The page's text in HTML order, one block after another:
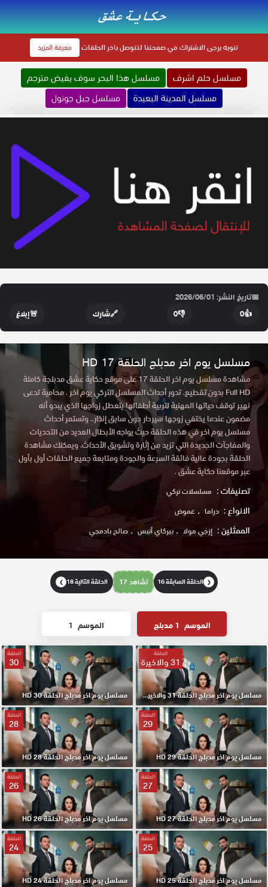
تنويهيرجى الاشتراك في صفحتنا لتتوصل باخر الحلقات معرفة المزيد
مسلسل حلم اشرف
مسلسل هذا البحر سوف يفيض مترجم
مسلسل المدينة البعيدة
مسلسل جبل جونول
📅تاريخ النشر: 2026/06/01
👍
0
👎
0
🔗شارك 🚨إبلاغ
مسلسل يوم اخر مدبلج الحلقة 17 HD
مشاهدة مسلسل يوم اخر الحلقة 17 على موقع حكاية عشق مدبلجة كاملة
Full HD بدون تقطيع. تدور أحداث المسلسل التركي يوم اخر . محامية تدعى
نهير توقف حياتها المهنية لتربية أطفالها يتعطل زواجها الذي يبدو أنه
مضمون عندما يختفي زوجها سيردار دون سابق إنذار.. وتستمر أحداث
مسلسل يوم اخر في هذه الحلقة حيث يواجه الأبطال العديد من التحديات
والمفاجآت الجديدة التي تزيد من إثارة وتشويق الأحداث. ويمكنك مشاهدة
الحلقة بجودة عالية فائقة السرعة والجودة ومتابعة جميع الحلقات أول بأول
عبر موقعنا حكاية عشق .
تصنيفات : مسلسلات تركي
الانواع : دراما غموض
الممثلين : إزجي مولا بيركاي أتيس صالح بادمجي
❮ الحلقة السابقة 16 تشاهد 17 الحلقة التالية 18 ❯
الموسم 1 مدبلج الموسم 1
الحلقة
31 والاخيرة
مسلسل يوم اخر مدبلج الحلقة 31 والاخيرة HD
الحلقة
30
مسلسل يوم اخر مدبلج الحلقة 30 HD
الحلقة
29
مسلسل يوم اخر مدبلج الحلقة 29 HD
الحلقة
28
مسلسل يوم اخر مدبلج الحلقة 28 HD
الحلقة
27
مسلسل يوم اخر مدبلج الحلقة 27 HD
الحلقة
26
مسلسل يوم اخر مدبلج الحلقة 26 HD
الحلقة
25
مسلسل يوم اخر مدبلج الحلقة 25 HD
الحلقة
24
مسلسل يوم اخر مدبلج الحلقة 24 HD